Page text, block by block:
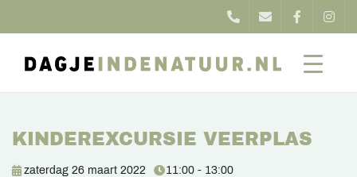
KINDEREXCURSIE VEERPLAS
zaterdag 26 maart 2022
11:00 - 13:00